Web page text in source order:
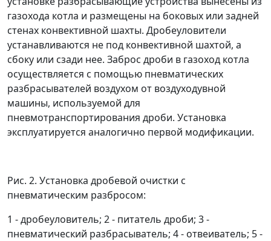
газохода котла и размещены на боковых или задней
стенах конвективной шахты. Дробеуловители
устанавливаются не под конвективной шахтой, а
сбоку или сзади нее. Заброс дроби в газоход котла
осуществляется с помощью пневматических
разбрасывателей воздухом от воздуходувной
машины, используемой для
пневмотранспортирования дроби. Установка
эксплуатируется аналогично первой модификации.
Рис. 2. Установка дробевой очистки с
пневматическим разбросом:
1 - дробеуловитель; 2 - питатель дроби; 3 -
пневматический разбрасыватель; 4 - отвеиватель; 5 -